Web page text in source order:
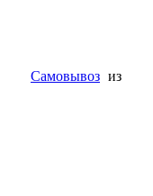
Самовывоз из